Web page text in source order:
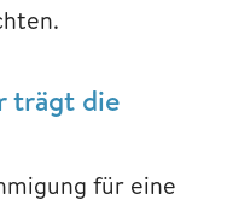
trägt die
für eine